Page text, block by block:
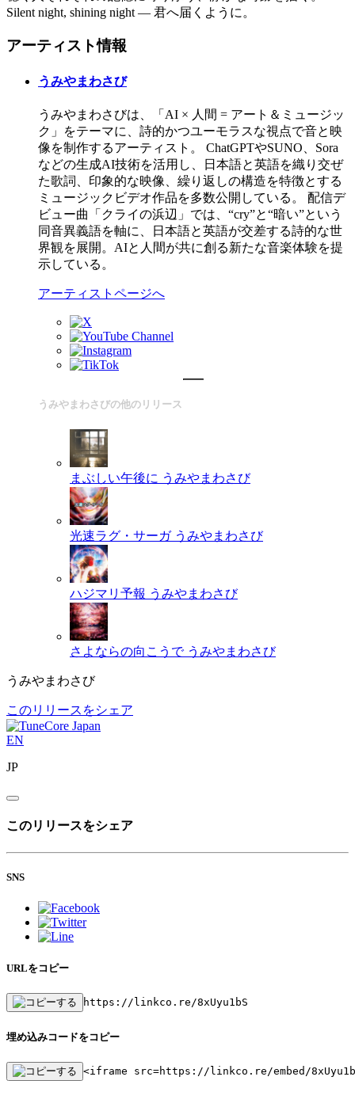
Silent night, shining night — 君へ届くように。
アーティスト情報
うみやまわさび
うみやまわさびは、「AI × 人間 = アート＆ミュージッ
ク」をテーマに、詩的かつユーモラスな視点で音と映
像を制作するアーティスト。 ChatGPTやSUNO、Sora
などの生成AI技術を活用し、日本語と英語を織り交ぜ
た歌詞、印象的な映像、繰り返しの構造を特徴とする
ミュージックビデオ作品を多数公開している。 配信デ
ビュー曲「クライの浜辺」では、“cry”と“暗い”という
同音異義語を軸に、日本語と英語が交差する詩的な世
界観を展開。AIと人間が共に創る新たな音楽体験を提
示している。
アーティストページへ
うみやまわさびの他のリリース
まぶしい午後に うみやまわさび
光速ラグ・サーガ うみやまわさび
ハジマリ予報 うみやまわさび
さよならの向こうで うみやまわさび
うみやまわさび
このリリースをシェア
EN
JP
このリリースをシェア
SNS
URLをコピー
https://linkco.re/8xUyu1bS
埋め込みコードをコピー
<iframe src=https://linkco.re/embed/